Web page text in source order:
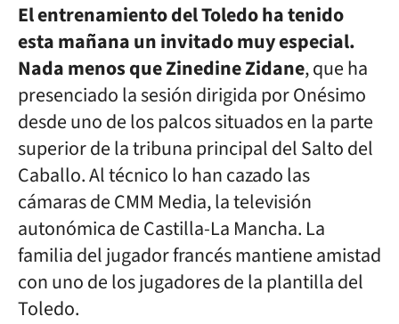
El entrenamiento del Toledo ha tenido
esta mañana un invitado muy especial.
Nada menos que Zinedine Zidane, que ha
presenciado la sesión dirigida por Onésimo
desde uno de los palcos situados en la parte
superior de la tribuna principal del Salto del
Caballo. Al técnico lo han cazado las
cámaras de CMM Media, la televisión
autonómica de Castilla-La Mancha. La
familia del jugador francés mantiene amistad
con uno de los jugadores de la plantilla del
Toledo.